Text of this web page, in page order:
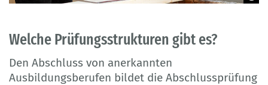
Welche Prüfungsstrukturen gibt es?
Den Abschluss von anerkannten
Ausbildungsberufen bildet die Abschlussprüfung